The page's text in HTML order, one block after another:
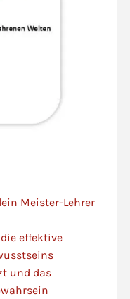
Meister-Lehrer
effektive
und das